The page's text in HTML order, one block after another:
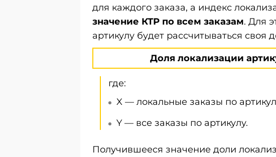
для каждого заказа, а индекс
значение КТР по всем заказам. Для
артикулу будет рассчитываться своя
Доля локализации
где:
X — локальные заказы по
Y — все заказы по артикулу.
Получившееся значение доли